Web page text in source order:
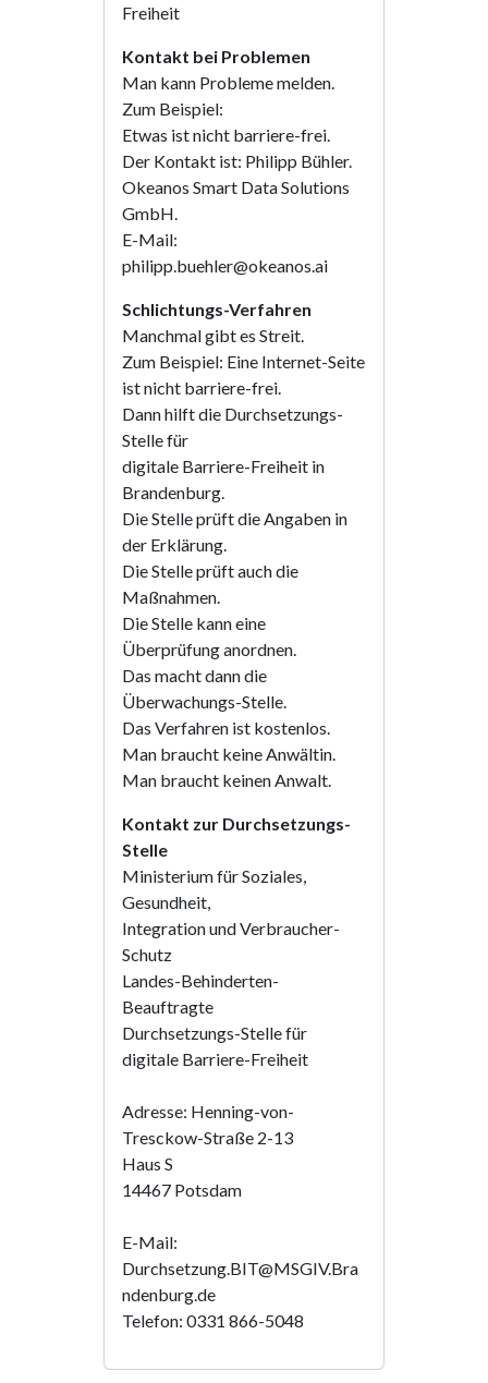
Freiheit
Kontakt bei Problemen
Man kann Probleme melden.
Zum Beispiel:
Etwas ist nicht barriere-frei.
Der Kontakt ist: Philipp Bühler.
Okeanos Smart Data Solutions
GmbH.
E-Mail:
philipp.buehler@okeanos.ai
Schlichtungs-Verfahren
Manchmal gibt es Streit.
Zum Beispiel: Eine Internet-Seite
ist nicht barriere-frei.
Dann hilft die Durchsetzungs-
Stelle für
digitale Barriere-Freiheit in
Brandenburg.
Die Stelle prüft die Angaben in
der Erklärung.
Die Stelle prüft auch die
Maßnahmen.
Die Stelle kann eine
Überprüfung anordnen.
Das macht dann die
Überwachungs-Stelle.
Das Verfahren ist kostenlos.
Man braucht keine Anwältin.
Man braucht keinen Anwalt.
Kontakt zur Durchsetzungs-
Stelle
Ministerium für Soziales,
Gesundheit,
Integration und Verbraucher-
Schutz
Landes-Behinderten-
Beauftragte
Durchsetzungs-Stelle für
digitale Barriere-Freiheit
Adresse: Henning-von-
Tresckow-Straße 2-13
Haus S
14467 Potsdam
E-Mail:
Durchsetzung.BIT@MSGIV.Bra
ndenburg.de
Telefon: 0331 866-5048